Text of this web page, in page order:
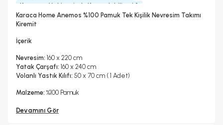
Kurutma Makinesinde Kurutulabilir mi ?
Hayır
Kuru Temizleme Yapılabilir
Karaca Home Anemos %100 Pamuk Tek Kişilik Nevresim Takımı
Kiremit
İçerik
Nevresim: 160 x 220 cm
Yatak Çarşafı: 160 x 240 cm
Volanlı Yastık Kılıfı: 50 x 70 cm ( 1 Adet)
Malzeme: %100 Pamuk
Devamını Gör